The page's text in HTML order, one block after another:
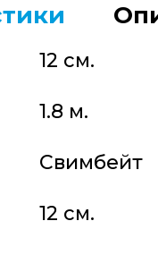
12 см.
1.8 м.
Свимбейт
12 см.